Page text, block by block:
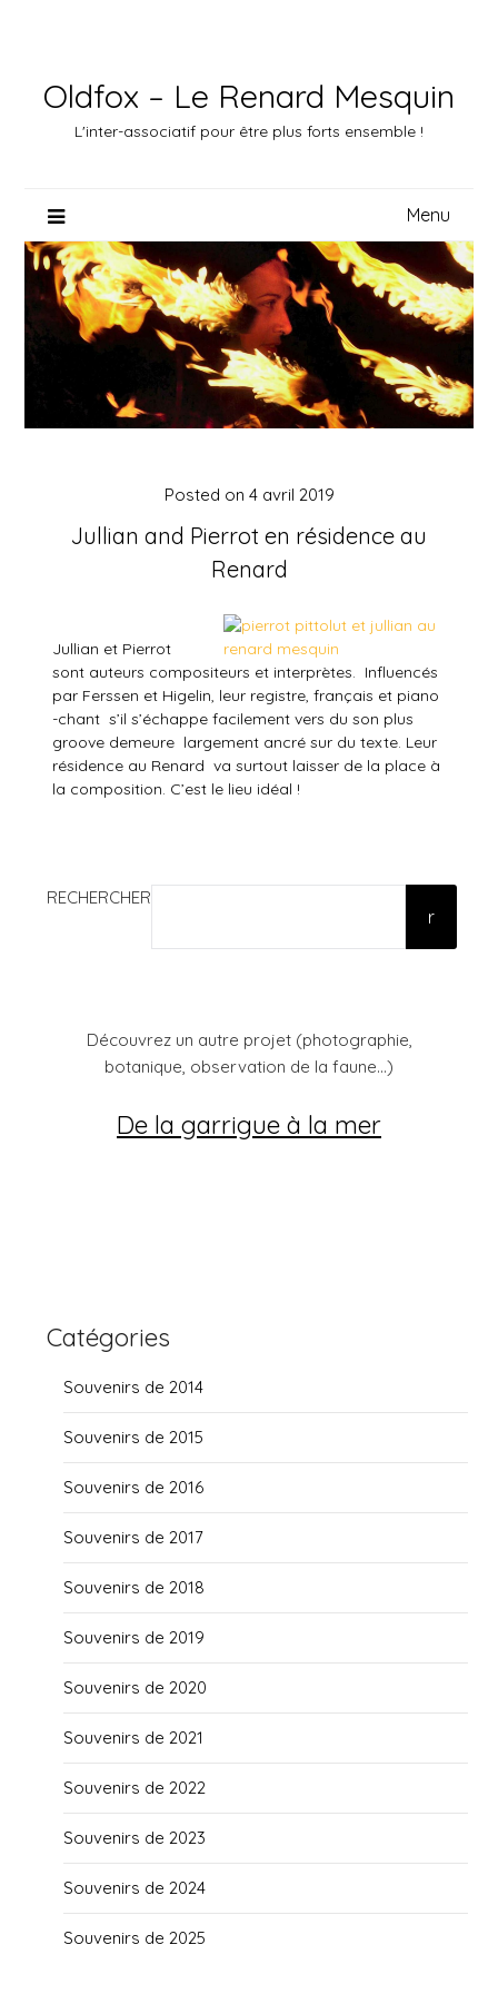
Oldfox – Le Renard Mesquin
L'inter-associatif pour être plus forts ensemble !
Menu
Jullian and Pierrot en résidence au
Renard
Posted on 4 avril 2019
Jullian et Pierrot
sont auteurs compositeurs et interprètes. Influencés
par Ferssen et Higelin, leur registre, français et piano
-chant s’il s’échappe facilement vers du son plus
groove demeure largement ancré sur du texte. Leur
résidence au Renard va surtout laisser de la place à
la composition. C’est le lieu idéal !
RECHERCHER
r
Découvrez un autre projet (photographie,
botanique, observation de la faune...)
De la garrigue à la mer
Catégories
Souvenirs de 2014
Souvenirs de 2015
Souvenirs de 2016
Souvenirs de 2017
Souvenirs de 2018
Souvenirs de 2019
Souvenirs de 2020
Souvenirs de 2021
Souvenirs de 2022
Souvenirs de 2023
Souvenirs de 2024
Souvenirs de 2025